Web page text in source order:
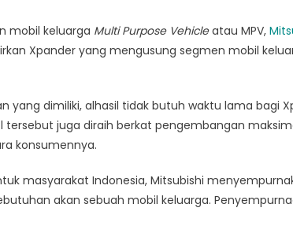
Sebuah
Gebrakan
Indonesia
mobil keluarga Multi Purpose Vehicleatau MPV,
Xpander yang mengusung segmen mobil
yang dimiliki, alhasil tidak butuh waktu lama bagi
juga diraih berkat pengembangan
konsumennya.
masyarakat Indonesia, Mitsubishi
akan sebuah mobil keluarga.